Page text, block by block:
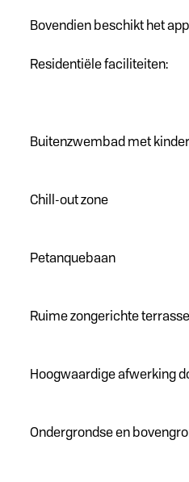
Bovendien beschikt het
Residentiële faciliteiten:
Buitenzwembad met
Chill-out zone
Petanquebaan
Ruime zongerichte
Hoogwaardige afwerking
Ondergrondse en